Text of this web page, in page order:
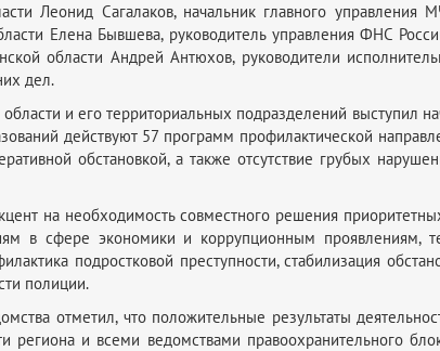
Леонид Сагалаков, начальник главного управления
Елена Бывшева, руководитель управления ФНС
области Андрей Антюхов, руководители
дел.
и его территориальных подразделений выступил
действуют 57 программ профилактической
обстановкой, а также отсутствие грубых
на необходимость совместного решения
в сфере экономики и коррупционным проявлениям,
подростковой преступности, стабилизация
полиции.
отметил, что положительные результаты
региона и всеми ведомствами правоохранительного